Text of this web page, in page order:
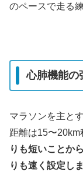
のペースで走る
心肺機能の
マラソンを主と
距離は15〜20km
りも短いことか
りも速く設定し